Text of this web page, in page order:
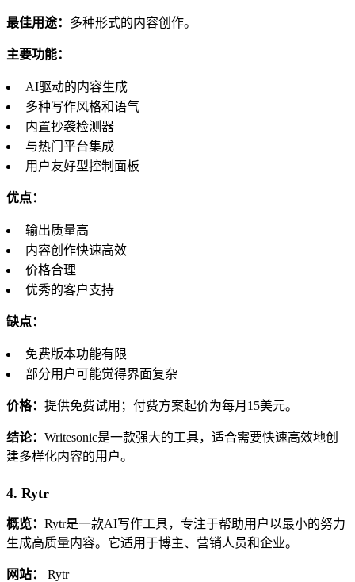
最佳用途： 多种形式的内容创作。
主要功能：
AI驱动的内容生成
多种写作风格和语气
内置抄袭检测器
与热门平台集成
用户友好型控制面板
优点：
输出质量高
内容创作快速高效
价格合理
优秀的客户支持
缺点：
免费版本功能有限
部分用户可能觉得界面复杂
价格： 提供免费试用；付费方案起价为每月15美元。
结论： Writesonic是一款强大的工具，适合需要快速高效地创
建多样化内容的用户。
4. Rytr
概览： Rytr是一款AI写作工具，专注于帮助用户以最小的努力
生成高质量内容。它适用于博主、营销人员和企业。
网站： Rytr